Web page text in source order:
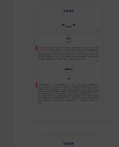
招股书
PROSPECTUS
期货研究
FUTURES